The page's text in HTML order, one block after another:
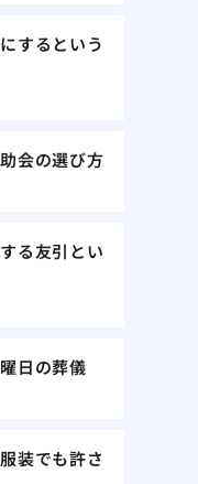
するという
会の選び方
る友引とい
日の葬儀
装でも許さ